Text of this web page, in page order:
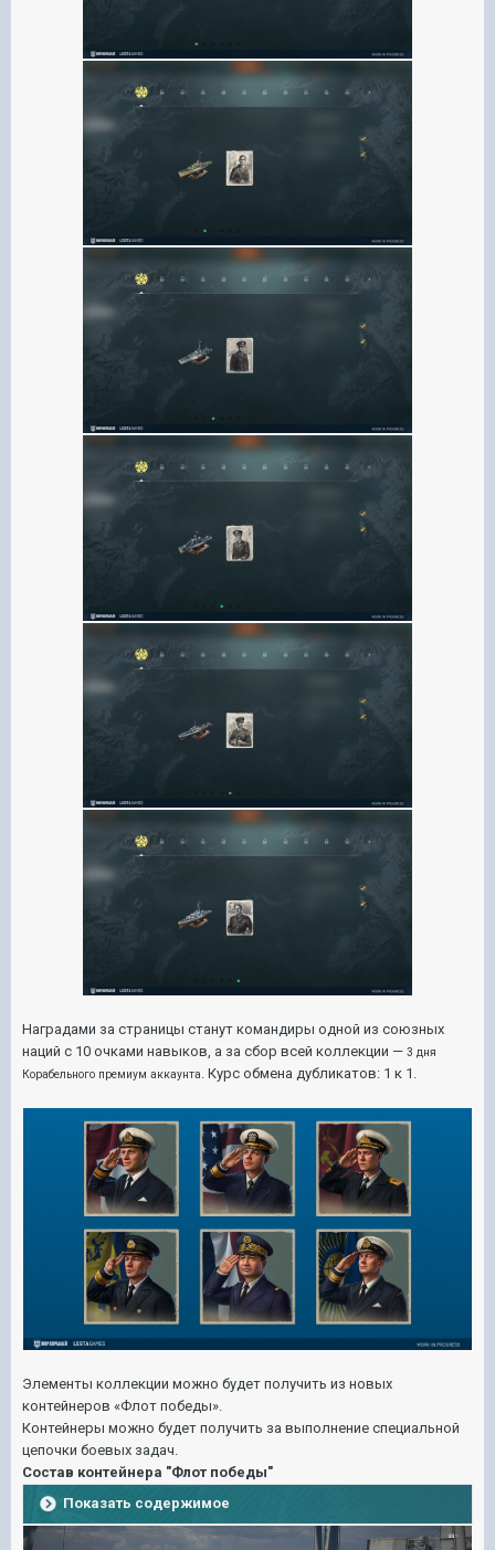
Наградами за страницы станут командиры одной из союзных
наций с 10 очками навыков, а за сбор всей коллекции — 3 дня
Корабельного премиум аккаунта . Курс обмена дубликатов: 1 к 1.
Элементы коллекции можно будет получить из новых
контейнеров «Флот победы».
Контейнеры можно будет получить за выполнение специальной
цепочки боевых задач.
Состав контейнера "Флот победы"
Показать содержимое